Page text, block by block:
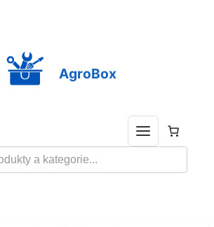
AgroBox